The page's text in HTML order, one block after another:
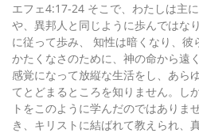
エフェ4:17-24 そこで、わたしは主
や、異邦人と同じように歩んではな
に従って歩み、 知性は暗くなり、
かたくなさのために、神の命から遠
感覚になって放縦な生活をし、あら
てとどまるところを知りません。し
トをこのように学んだのではありま
き、キリストに結ばれて教えられ、